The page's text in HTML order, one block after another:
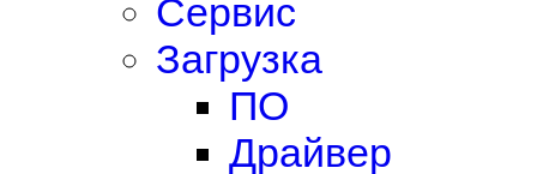
Сервис
Загрузка
ПО
Драйвер